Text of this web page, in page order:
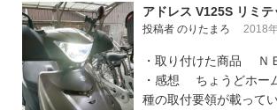
アドレス V125S リミテ
投稿者 のりたまろ 2018
・取り付けた商品 Ｎ
・感想 ちょうどホー
種の取付要領が載って